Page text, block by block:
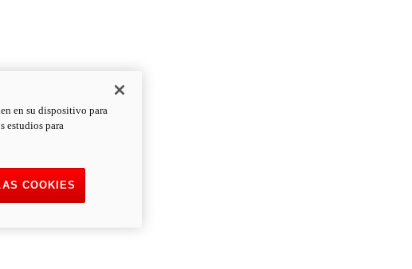
en su dispositivo para
estudios para
COOKIES